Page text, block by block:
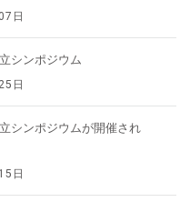
日
シンポジウム
日
シンポジウムが開催され
日